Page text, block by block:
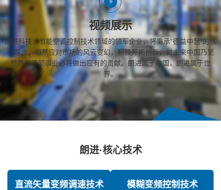
视频展示
朗进科技，节能空调控制技术领域的领军企业，将秉承“德益中慧”的核
心理念，坦然应对市场的风云变幻，积极开拓创新，对未来中国乃至
世界的节能事业必将做出应有的贡献。朗进属于中国，朗进属于世
界。
朗进·核心技术
直流矢量变频调速技术 模糊变频控制技术